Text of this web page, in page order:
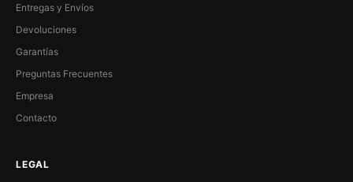
Entregas y Envíos
Devoluciones
Garantías
Preguntas Frecuentes
Empresa
Contacto
LEGAL